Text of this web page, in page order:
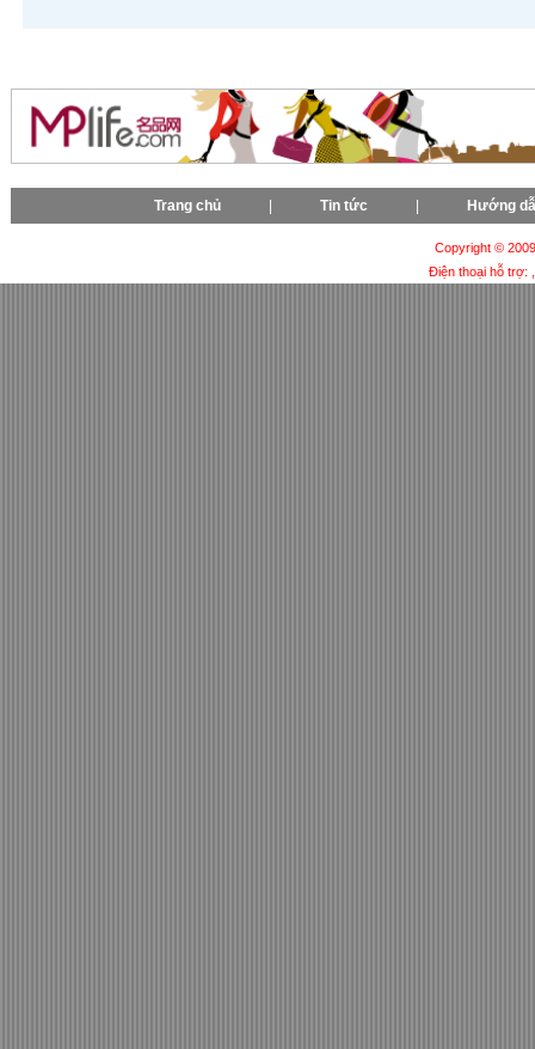
Trang chủ Tin tức Hướng
Copyright ©
Điện thoại hỗ trợ: